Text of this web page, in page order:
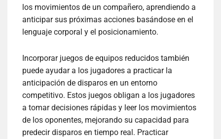
los movimientos de un compañero, aprendiendo a
anticipar sus próximas acciones basándose en el
lenguaje corporal y el posicionamiento.
Incorporar juegos de equipos reducidos también
puede ayudar a los jugadores a practicar la
anticipación de disparos en un entorno
competitivo. Estos juegos obligan a los jugadores
a tomar decisiones rápidas y leer los movimientos
de los oponentes, mejorando su capacidad para
predecir disparos en tiempo real. Practicar